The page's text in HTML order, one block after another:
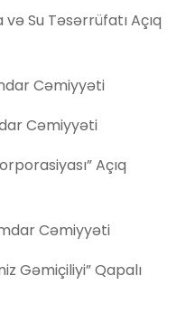
Su Təsərrüfatı Açıq
Cəmiyyəti
Cəmiyyəti
Açıq
Cəmiyyəti
Gəmiçiliyi” Qapalı